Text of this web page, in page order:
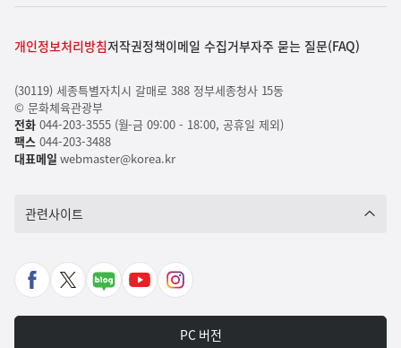
개인정보처리방침저작권정책이메일 수집거부자주 묻는 질문(FAQ)
(30119) 세종특별자치시 갈매로 388 정부세종청사 15동
© 문화체육관광부
전화044-203-3555 (월-금 09:00 - 18:00, 공휴일 제외)
팩스 044-203-3488
대표메일 webmaster@korea.kr
관련사이트
페
X
네
유
인
타
PC 버전